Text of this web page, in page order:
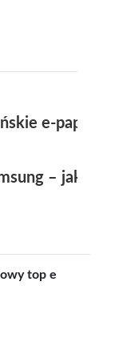
e-
– jak
top e